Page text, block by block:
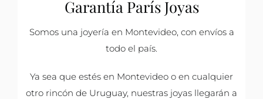
Garantía París Joyas
Somos una joyería en Montevideo, con envíos a
todo el país.
Ya sea que estés en Montevideo o en cualquier
otro rincón de Uruguay, nuestras joyas llegarán a